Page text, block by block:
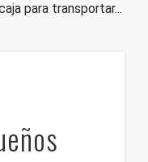
para transportar...